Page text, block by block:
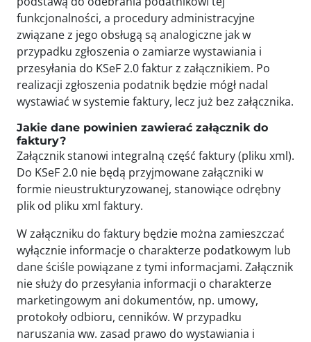
funkcjonalności, a procedury administracyjne
związane z jego obsługą są analogiczne jak w
przypadku zgłoszenia o zamiarze wystawiania i
przesyłania do KSeF 2.0 faktur z załącznikiem. Po
realizacji zgłoszenia podatnik będzie mógł nadal
wystawiać w systemie faktury, lecz już bez załącznika.
Jakie dane powinien zawierać załącznik do
faktury?
Załącznik stanowi integralną część faktury (pliku xml).
Do KSeF 2.0 nie będą przyjmowane załączniki w
formie nieustrukturyzowanej, stanowiące odrębny
plik od pliku xml faktury.
W załączniku do faktury będzie można zamieszczać
wyłącznie informacje o charakterze podatkowym lub
dane ściśle powiązane z tymi informacjami. Załącznik
nie służy do przesyłania informacji o charakterze
marketingowym ani dokumentów, np. umowy,
protokoły odbioru, cenników. W przypadku
naruszania ww. zasad prawo do wystawiania i